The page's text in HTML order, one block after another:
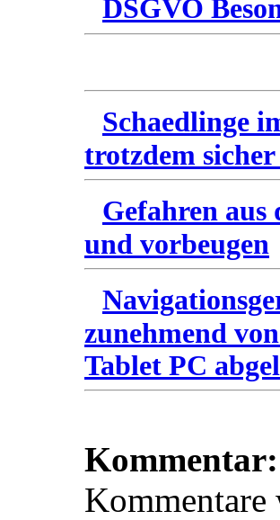
DSGVO
Schaedlinge
trotzdem
Gefahren
und vorbeugen
zunehmend
Tablet PC
Kommentar: